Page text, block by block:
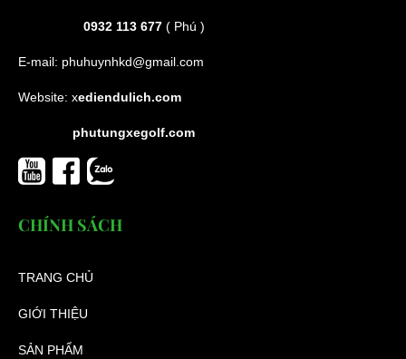
0932 113 677 ( Phú )
E-mail: phuhuynhkd@gmail.com
Website: xediendulich.com
phutungxegolf.com
CHÍNH SÁCH
TRANG CHỦ
GIỚI THIỆU
SẢN PHẨM